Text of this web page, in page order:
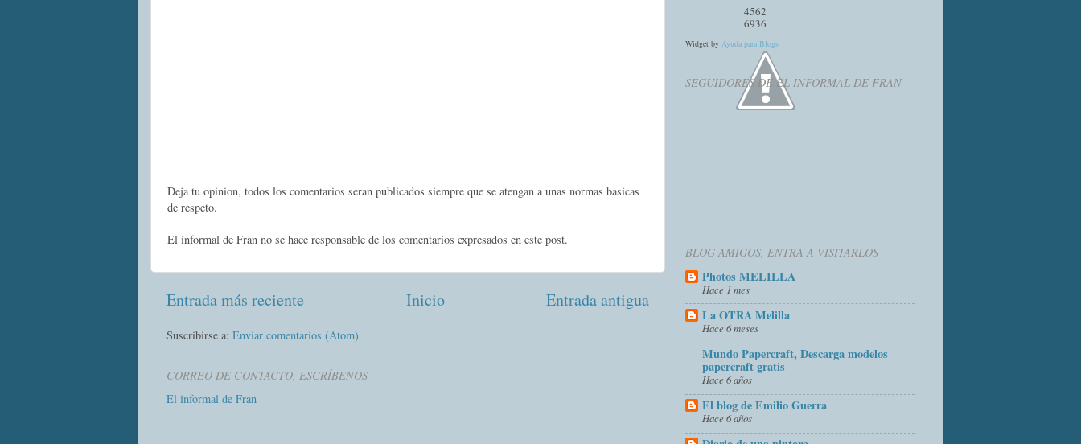
Deja tu opinion, todos los comentarios seran publicados siempre que se atengan a unas normas basicas
de respeto.
El informal de Fran no se hace responsable de los comentarios expresados en este post.
Entrada más reciente Entrada antigua
Inicio
Suscribirse a: Enviar comentarios (Atom)
CORREO DE CONTACTO, ESCRÍBENOS
El informal de Fran
4562
6936
Widget by Ayuda para Blogs
SEGUIDORES DE EL INFORMAL DE FRAN
BLOG AMIGOS, ENTRA A VISITARLOS
Photos MELILLA
Hace 1 mes
La OTRA Melilla
Hace 6 meses
Mundo Papercraft, Descarga modelos
papercraft gratis
Hace 6 años
El blog de Emilio Guerra
Hace 6 años